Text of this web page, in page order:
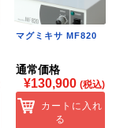
マグミキサ MF820
通常価格
¥130,900(税込)
カートに入れ
る